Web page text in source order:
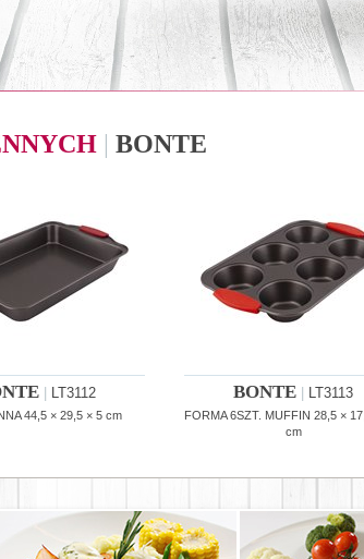
| BONTE
LT3112
44,5 × 29,5 × 5 cm
BONTE LT3113
FORMA 6SZT. MUFFIN 28,5 ×
cm